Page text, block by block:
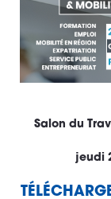
Salon du
jeudi